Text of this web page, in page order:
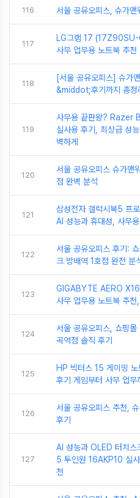
116 서울 공유오피스, 슈가맨
117
LG그램 17 (17Z90SU-
사무 업무용 노트북 추
118
[서울 공유오피스] 슈가
&middot;후기까지 총정
119
사무용 끝판왕?
실사용 후기, 최상급 성
벽하게
120
서울 공유오피스 슈가맨
점 완벽 분석
121
삼성전자 갤럭시북5 프
AI 성능과 휴대성, 사무
122
서울 공유오피스 후기:
크 방배역 1호점 완전 분
123
GIGABYTE AERO
사무 업무용 노트북 추
124
서울 공유오피스, 쇼핑
곡역점 솔직 후기
125
HP 빅터스 15 게이밍
후기 게임부터 사무 업무
126
서울 공유오피스 추천,
후기
127
AI 성능과 OLED 터치스
5 투인원 16AKP10 실
천